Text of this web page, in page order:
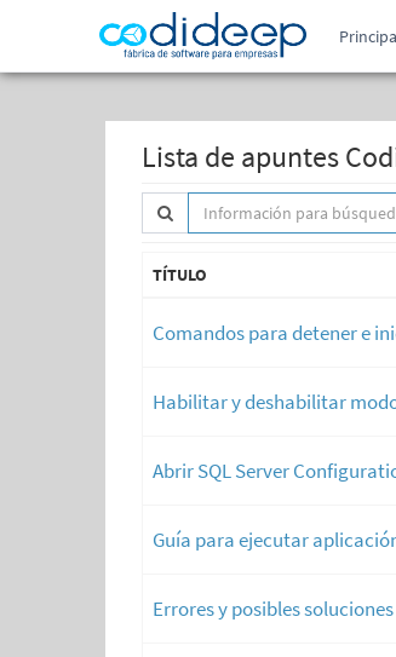
Lista de apuntes
TÍTULO
Comandos para detener e
Habilitar y deshabilitar
Abrir SQL Server
Guía para ejecutar
Errores y posibles